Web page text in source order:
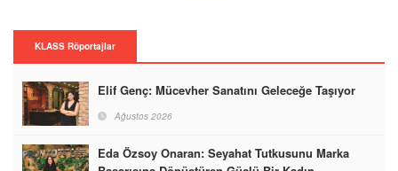
KLASS Röportajlar
Elif Genç: Mücevher Sanatını Geleceğe Taşıyor
Ağustos 2026
Eda Özsoy Onaran: Seyahat Tutkusunu Marka